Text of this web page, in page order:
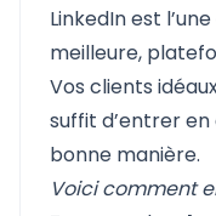
LinkedIn est
meilleure,
Vos clients
suffit d’entrer
bonne manière.
Voici comment